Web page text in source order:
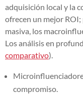
adquisición local y la
ofrecen un mejor
masiva, los
Los análisis en
comparativo).
compromiso.